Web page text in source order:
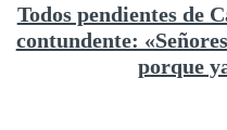
Todos pendientes de
contundente:
porque